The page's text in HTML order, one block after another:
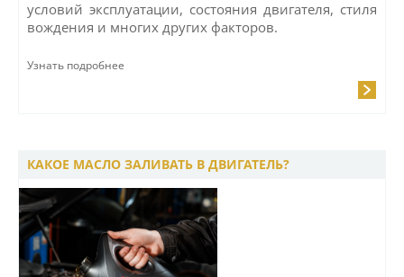
условий эксплуатации, состояния двигателя, стиля
вождения и многих других факторов.
Узнать подробнее
КАКОЕ МАСЛО ЗАЛИВАТЬ В ДВИГАТЕЛЬ?